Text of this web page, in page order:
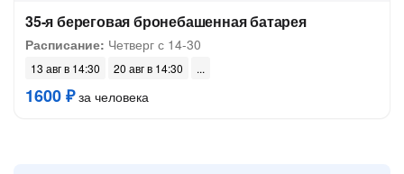
35-я береговая бронебашенная батарея
Расписание: Четверг с 14-30
13 авг в 14:30 20 авг в 14:30
1600 ₽за человека